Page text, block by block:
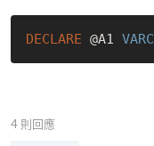
DECLARE @A1
4 則回應